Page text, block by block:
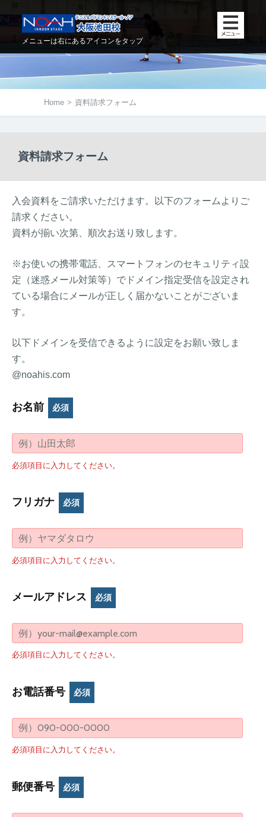
メニューは右にあるアイコンをタップ
Home > 資料請求フォーム
資料請求フォーム
入会資料をご請求いただけます。以下のフォームよりご
請求ください。
資料が揃い次第、順次お送り致します。
※お使いの携帯電話、スマートフォンのセキュリティ設
定（迷惑メール対策等）でドメイン指定受信を設定され
ている場合にメールが正しく届かないことがございま
す。
以下ドメインを受信できるように設定をお願い致しま
す。
@noahis.com
お名前 必須
必須項目に入力してください。
フリガナ 必須
必須項目に入力してください。
メールアドレス 必須
必須項目に入力してください。
お電話番号 必須
必須項目に入力してください。
郵便番号 必須